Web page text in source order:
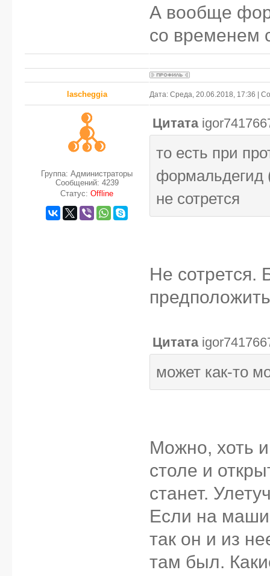
А вообще
со временем
lascheggia Дата: Среда, 20.06.2018, 17:36 |
Группа: Администраторы
Сообщений: 4239
Статус: Offline
Цитата
то есть при
формальдегид
не сотрется
Не сотрется.
Цитата
может как-то
Можно, хоть
столе и
станет.
Если на
так он и из
там был.